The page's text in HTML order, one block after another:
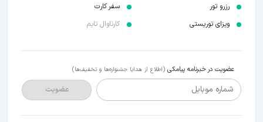
رزرو تور
ویزای توریستی
سفر کارت
کارناوال تایم
عضویت در خبرنامه پیامکی (اطلاع از هدایا جشنواره‌ها و تخفیف‌ها)
شماره موبایل عضویت